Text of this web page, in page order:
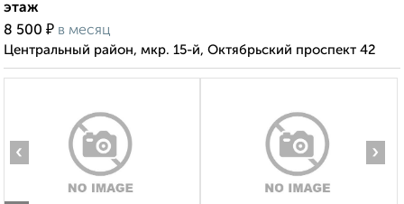
этаж
8 500 ₽ в месяц
Центральный район, мкр. 15-й, Октябрьский проспект 42
‹ ›